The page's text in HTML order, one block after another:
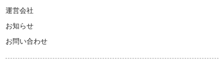
運営会社
お知らせ
お問い合わせ